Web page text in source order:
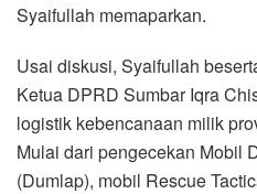
Syaifullah memaparkan.
Usai diskusi, Syaifullah
Ketua DPRD Sumbar Iqra
logistik kebencanaan milik
Mulai dari pengecekan Mobil
(Dumlap), mobil Rescue